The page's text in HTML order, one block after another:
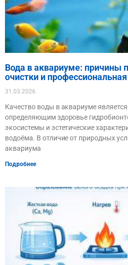
Вода в аквариуме: причины
очистки и
31.03.2026
Качество воды в аквариуме
определяющим здоровье
экосистемы и эстетические
водоёма. В отличие от природных
аквариума
Подробнее